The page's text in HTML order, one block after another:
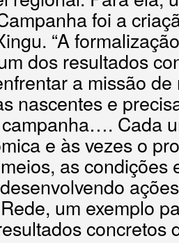
foi a
“A
dos resultados
a missão
nascentes e
Cada
e às vezes o
as condições
um exemplo
concretos